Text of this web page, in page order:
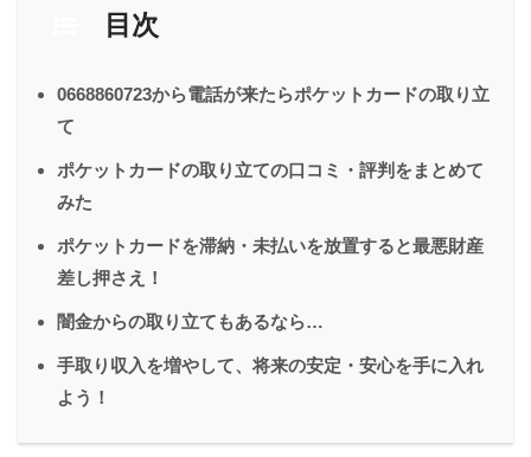
目次
0668860723から電話が来たらポケットカードの取り立
て
ポケットカードの取り立ての口コミ・評判をまとめて
みた
ポケットカードを滞納・未払いを放置すると最悪財産
差し押さえ！
闇金からの取り立てもあるなら…
手取り収入を増やして、将来の安定・安心を手に入れ
よう！